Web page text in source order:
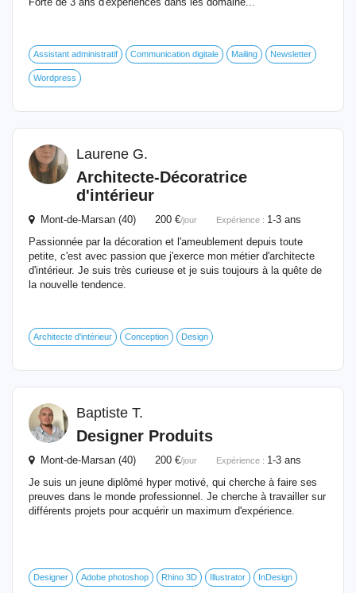
Assistant administratif Communication digitale Mailing Newsletter
Wordpress
Laurene G.
Architecte-Décoratrice
d'intérieur
Mont-de-Marsan (40) 200 €/jour Expérience : 1-3 ans
Passionnée par la décoration et l'ameublement depuis toute
petite, c'est avec passion que j'exerce mon métier d'architecte
d'intérieur. Je suis très curieuse et je suis toujours à la quête de
la nouvelle tendence.
Architecte d'intérieur Conception Design
Baptiste T.
Designer Produits
Mont-de-Marsan (40) 200 €/jour Expérience : 1-3 ans
Je suis un jeune diplômé hyper motivé, qui cherche à faire ses
preuves dans le monde professionnel. Je cherche à travailler sur
différents projets pour acquérir un maximum d'expérience.
Designer Adobe photoshop Rhino 3D Illustrator InDesign